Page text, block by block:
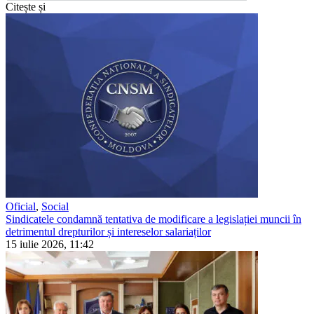
Citește și
Oficial, Social
Sindicatele condamnă tentativa de modificare a legislației muncii în
detrimentul drepturilor și intereselor salariaților
15 iulie 2026, 11:42